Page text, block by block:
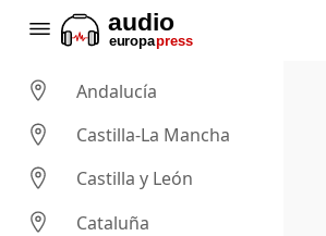
Andalucía
Castilla-La Mancha
Castilla y León
Cataluña